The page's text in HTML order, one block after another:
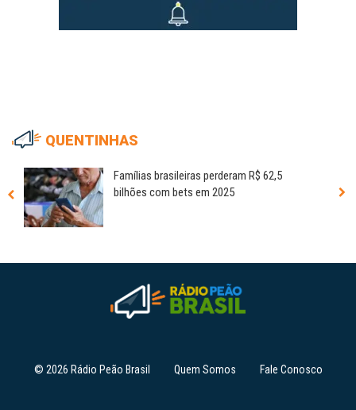
QUENTINHAS
Famílias brasileiras perderam R$ 62,5
bilhões com bets em 2025
© 2026 Rádio Peão Brasil Quem Somos Fale Conosco